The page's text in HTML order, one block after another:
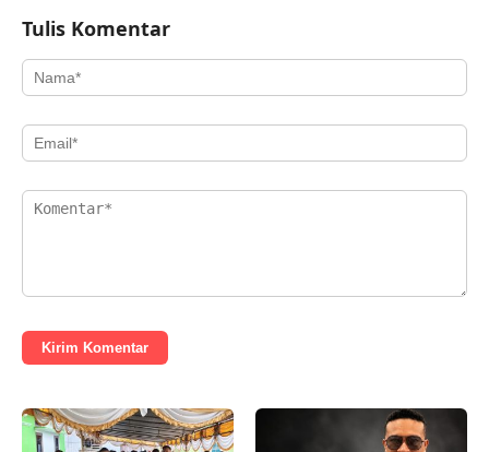
Tulis Komentar
Kirim Komentar